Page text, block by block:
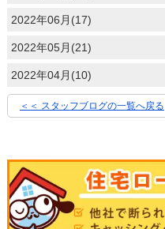
2022年06月(17)
2022年05月(21)
2022年04月(10)
＜＜ スタッフブログの一覧へ戻る